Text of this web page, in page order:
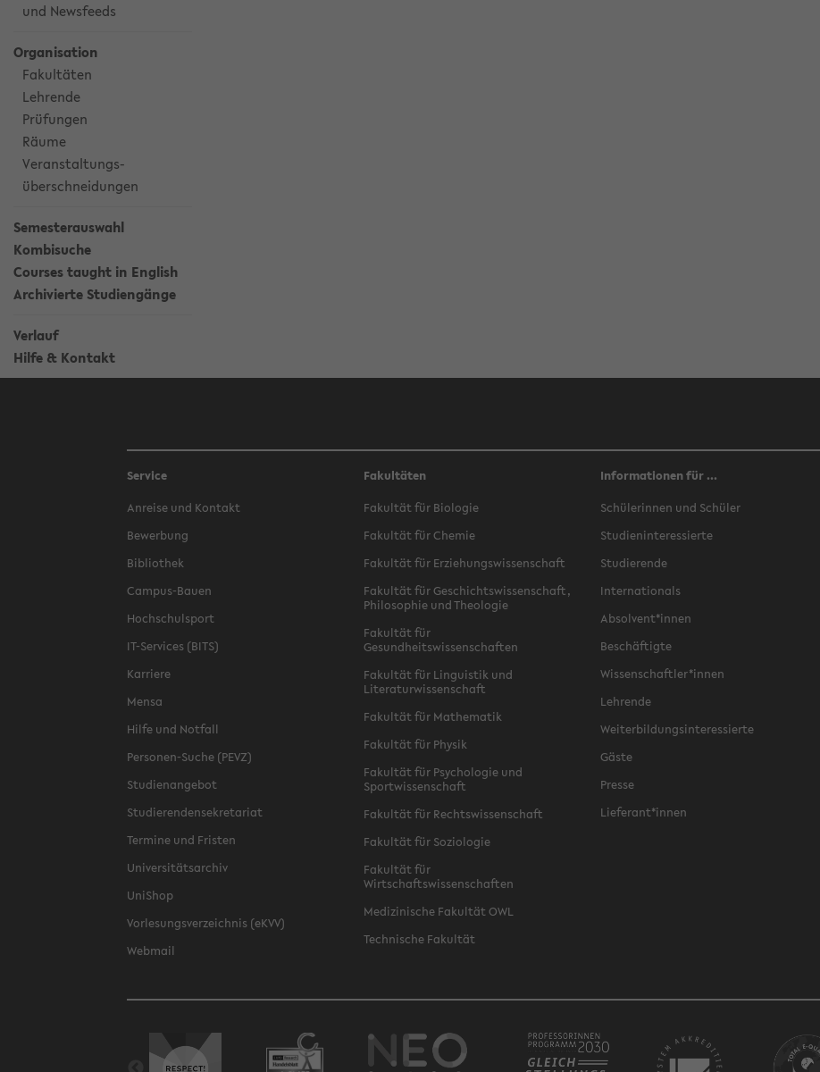
und Newsfeeds
Organisation
Fakultäten
Lehrende
Prüfungen
Räume
Veranstaltungs-
überschneidungen
Semesterauswahl
Kombisuche
Courses taught in English
Archivierte Studiengänge
Verlauf
Hilfe & Kontakt
Service
Anreise und Kontakt
Bewerbung
Bibliothek
Campus-Bauen
Hochschulsport
IT-Services (BITS)
Karriere
Mensa
Hilfe und Notfall
Personen-Suche (PEVZ)
Studienangebot
Studierendensekretariat
Termine und Fristen
Universitätsarchiv
UniShop
Vorlesungsverzeichnis (eKVV)
Webmail
Fakultäten
Fakultät für Biologie
Fakultät für Chemie
Fakultät für Erziehungswissenschaft
Fakultät für Geschichtswissenschaft,
Philosophie und Theologie
Fakultät für
Gesundheitswissenschaften
Fakultät für Linguistik und
Literaturwissenschaft
Fakultät für Mathematik
Fakultät für Physik
Fakultät für Psychologie und
Sportwissenschaft
Fakultät für Rechtswissenschaft
Fakultät für Soziologie
Fakultät für
Wirtschaftswissenschaften
Medizinische Fakultät OWL
Technische Fakultät
Informationen für ...
Schülerinnen und Schüler
Studieninteressierte
Studierende
Internationals
Absolvent*innen
Beschäftigte
Wissenschaftler*innen
Lehrende
Weiterbildungsinteressierte
Gäste
Presse
Lieferant*innen